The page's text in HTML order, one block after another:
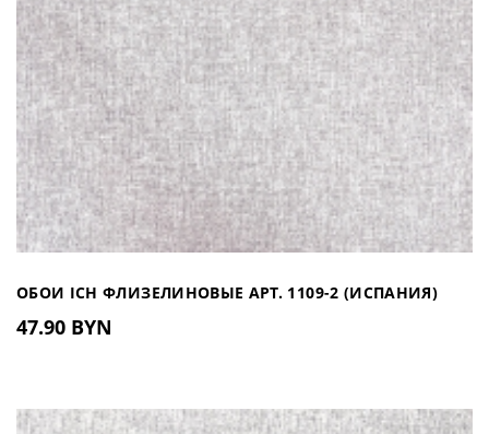
ОБОИ ICH ФЛИЗЕЛИНОВЫЕ АРТ. 1109-2 (ИСПАНИЯ)
47.90 BYN